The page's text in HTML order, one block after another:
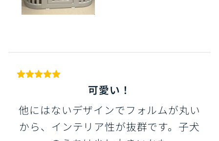
可愛い！
他にはないデザインでフォルムが丸い
から、インテリア性が抜群です。子犬